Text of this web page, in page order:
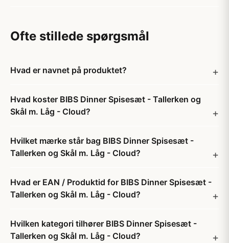
Ofte stillede spørgsmål
Hvad er navnet på produktet?
Hvad koster BIBS Dinner Spisesæt - Tallerken og
Skål m. Låg - Cloud?
Hvilket mærke står bag BIBS Dinner Spisesæt -
Tallerken og Skål m. Låg - Cloud?
Hvad er EAN / Produktid for BIBS Dinner Spisesæt -
Tallerken og Skål m. Låg - Cloud?
Hvilken kategori tilhører BIBS Dinner Spisesæt -
Tallerken og Skål m. Låg - Cloud?